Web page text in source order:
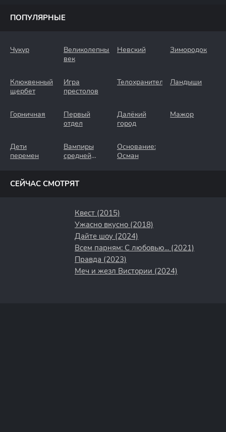
ПОПУЛЯРНЫЕ
Чукур
Великолепный
век
Невский Зимородок
Клюквенный
щербет
Игра
престолов
Телохранители Ландыши
Горничная
Первый
отдел
Далёкий
город
Мажор
Дети
перемен
Вампиры
средней
Основание:
Осман
СЕЙЧАС СМОТРЯТ
Квест (2015)
Ужасно вкусно (2018)
Дайте шоу (2024)
Всем парням: С любовью... (2021)
Правда (2023)
Меч и жезл Вистории (2024)